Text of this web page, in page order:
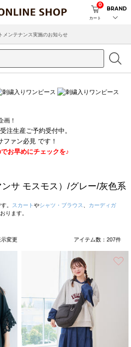
カート
0
BRAND
配送遅延・停止について
画！
注生産ご予約受付中。
ァン必見 です！
お早めにチェックを♪
サ モスモス）/グレー/灰色系
。 スカート やシャツ・ブラウス
カーディガ
ります。
示変更 アイテム数： 207件